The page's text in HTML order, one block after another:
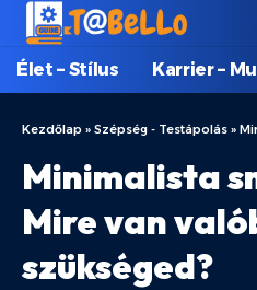
Élet – Stílus Karrier –
Kezdőlap » Szépség - Testápolás »
Minimalista
Mire van
szükséged?